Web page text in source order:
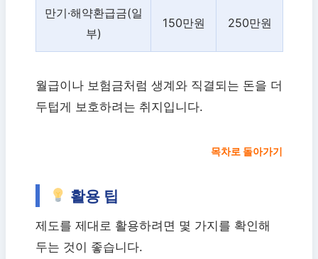
만기·해약환급금(일
부)
150만원 250만원
월급이나 보험금처럼 생계와 직결되는 돈을 더
두텁게 보호하려는 취지입니다.
목차로 돌아가기
활용 팁
제도를 제대로 활용하려면 몇 가지를 확인해
두는 것이 좋습니다.